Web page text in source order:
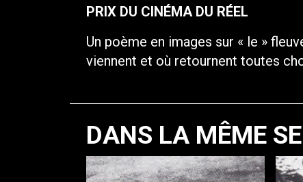
PRIX DU CINÉMA DU RÉEL
Un poème en images sur « le »
viennent et où retournent toutes
DANS LA MÊME